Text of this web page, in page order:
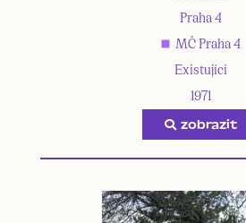
Praha 4
MČ Praha 4
Existující
1971
zobrazit